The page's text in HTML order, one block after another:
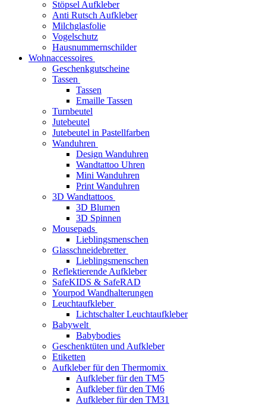
Stöpsel Aufkleber
Anti Rutsch Aufkleber
Milchglasfolie
Vogelschutz
Hausnummernschilder
Wohnaccessoires
Geschenkgutscheine
Tassen
Tassen
Emaille Tassen
Turnbeutel
Jutebeutel
Jutebeutel in Pastellfarben
Wanduhren
Design Wanduhren
Wandtattoo Uhren
Mini Wanduhren
Print Wanduhren
3D Wandtattoos
3D Blumen
3D Spinnen
Mousepads
Lieblingsmenschen
Glasschneidebretter
Lieblingsmenschen
Reflektierende Aufkleber
SafeKIDS & SafeRAD
Yourpod Wandhalterungen
Leuchtaufkleber
Lichtschalter Leuchtaufkleber
Babywelt
Babybodies
Geschenktüten und Aufkleber
Etiketten
Aufkleber für den Thermomix
Aufkleber für den TM5
Aufkleber für den TM6
Aufkleber für den TM31